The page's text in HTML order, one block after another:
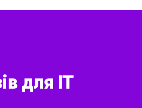
для IT